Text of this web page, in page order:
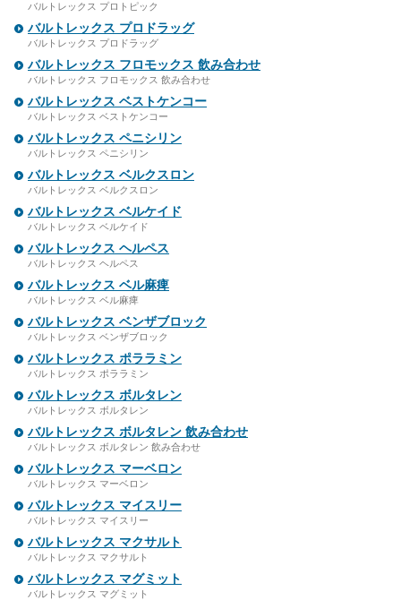
バルトレックス プロトピック
バルトレックス プロドラッグ
バルトレックス プロドラッグ
バルトレックス フロモックス 飲み合わせ
バルトレックス フロモックス 飲み合わせ
バルトレックス ベストケンコー
バルトレックス ベストケンコー
バルトレックス ペニシリン
バルトレックス ペニシリン
バルトレックス ベルクスロン
バルトレックス ベルクスロン
バルトレックス ベルケイド
バルトレックス ベルケイド
バルトレックス ヘルペス
バルトレックス ヘルペス
バルトレックス ベル麻痺
バルトレックス ベル麻痺
バルトレックス ベンザブロック
バルトレックス ベンザブロック
バルトレックス ポララミン
バルトレックス ポララミン
バルトレックス ボルタレン
バルトレックス ボルタレン
バルトレックス ボルタレン 飲み合わせ
バルトレックス ボルタレン 飲み合わせ
バルトレックス マーベロン
バルトレックス マーベロン
バルトレックス マイスリー
バルトレックス マイスリー
バルトレックス マクサルト
バルトレックス マクサルト
バルトレックス マグミット
バルトレックス マグミット